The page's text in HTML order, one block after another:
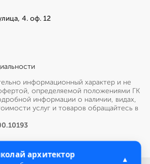
4. оф. 12
информационный характер и не
определяемой положениями ГК
информации о наличии, видах,
услуг и товаров обращайтесь в
архитектор ▲